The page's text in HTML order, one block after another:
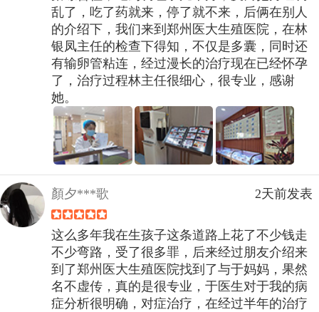
乱了，吃了药就来，停了就不来，后俩在别人
的介绍下，我们来到郑州医大生殖医院，在林
银凤主任的检查下得知，不仅是多囊，同时还
有输卵管粘连，经过漫长的治疗现在已经怀孕
了，治疗过程林主任很细心，很专业，感谢
她。
顏夕***歌 2天前发表
这么多年我在生孩子这条道路上花了不少钱走
不少弯路，受了很多罪，后来经过朋友介绍来
到了郑州医大生殖医院找到了与于妈妈，果然
名不虚传，真的是很专业，于医生对于我的病
症分析很明确，对症治疗，在经过半年的治疗